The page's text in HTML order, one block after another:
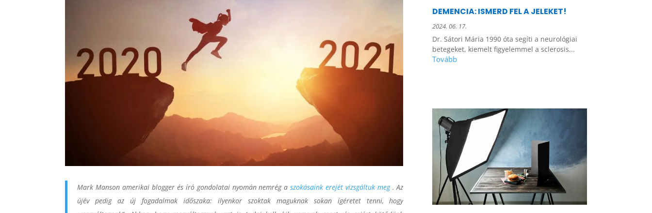
Mark Manson amerikai blogger és író gondolatai nyomán nemrég aszokásaink erejét vizsgáltuk meg . Az
újév pedig az új fogadalmak időszaka: ilyenkor szoktak maguknak sokan ígéretet tenni, hogy
DEMENCIA: ISMERD FEL A JELEKET!
2024. 06. 17.
Dr. Sátori Mária 1990 óta segíti a neurológiai
betegeket, kiemelt figyelemmel a sclerosis...